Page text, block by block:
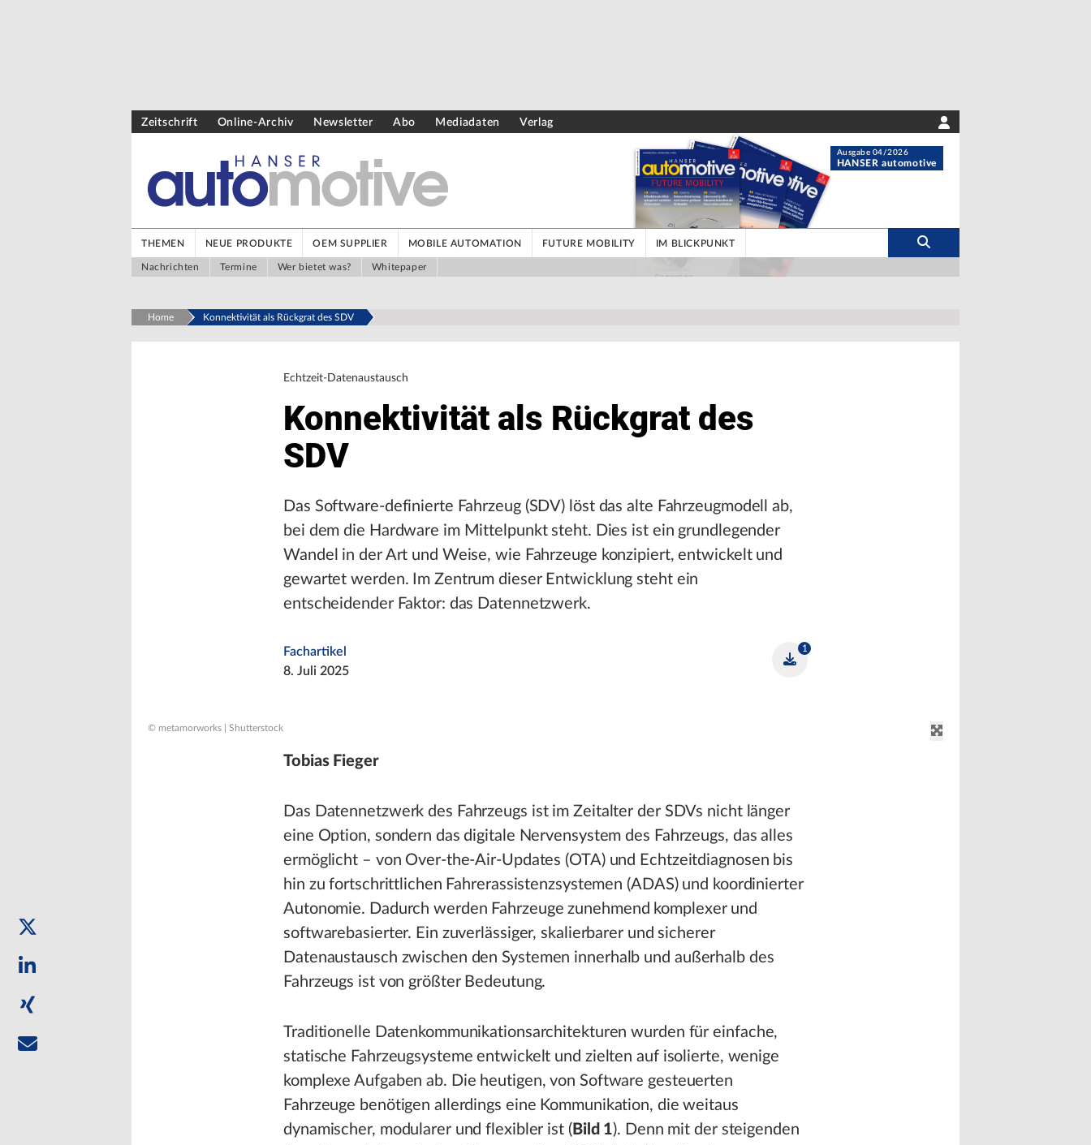
Zeitschrift Online-Archiv Newsletter Abo Mediadaten Verlag
Ausgabe 04/2026
HANSER automotive
THEMEN NEUE PRODUKTE OEM SUPPLIER MOBILE AUTOMATION FUTURE MOBILITY IM BLICKPUNKT
Nachrichten Termine Wer bietet was? Whitepaper
Home Konnektivität als Rückgrat des SDV
Echtzeit-Datenaustausch
Konnektivität als Rückgrat des
SDV
Das Software-definierte Fahrzeug (SDV) löst das alte Fahrzeugmodell ab,
bei dem die Hardware im Mittelpunkt steht. Dies ist ein grundlegender
Wandel in der Art und Weise, wie Fahrzeuge konzipiert, entwickelt und
gewartet werden. Im Zentrum dieser Entwicklung steht ein
entscheidender Faktor: das Datennetzwerk.
Fachartikel
8. Juli 2025
1
© metamorworks | Shutterstock
Tobias Fieger
Das Datennetzwerk des Fahrzeugs ist im Zeitalter der SDVs nicht länger
eine Option, sondern das digitale Nervensystem des Fahrzeugs, das alles
ermöglicht – von Over-the-Air-Updates (OTA) und Echtzeitdiagnosen bis
hin zu fortschrittlichen Fahrerassistenzsystemen (ADAS) und koordinierter
Autonomie. Dadurch werden Fahrzeuge zunehmend komplexer und
softwarebasierter. Ein zuverlässiger, skalierbarer und sicherer
Datenaustausch zwischen den Systemen innerhalb und außerhalb des
Fahrzeugs ist von größter Bedeutung.
Traditionelle Datenkommunikationsarchitekturen wurden für einfache,
statische Fahrzeugsysteme entwickelt und zielten auf isolierte, wenige
komplexe Aufgaben ab. Die heutigen, von Software gesteuerten
Fahrzeuge benötigen allerdings eine Kommunikation, die weitaus
dynamischer, modularer und flexibler ist ( Bild 1). Denn mit der steigenden